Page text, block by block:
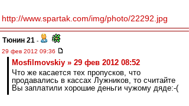
http://www.spartak.com/img/photo/22292.jpg
Тюнин 21 -
29 фев 2012 09:36
Mosfilmovskiy » 29 фев 2012 08:52
Что же касается тех пропусков, что
продавались в кассах Лужников, то считайте
Вы заплатили хорошие деньги чужому дяде:-(